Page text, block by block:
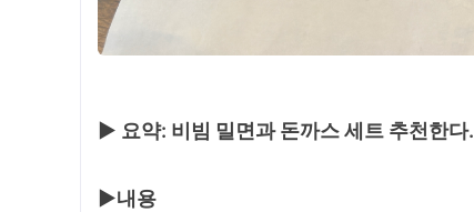
▶ 요약: 비빔 밀면과 돈까스 세트 추천한다.
▶내용